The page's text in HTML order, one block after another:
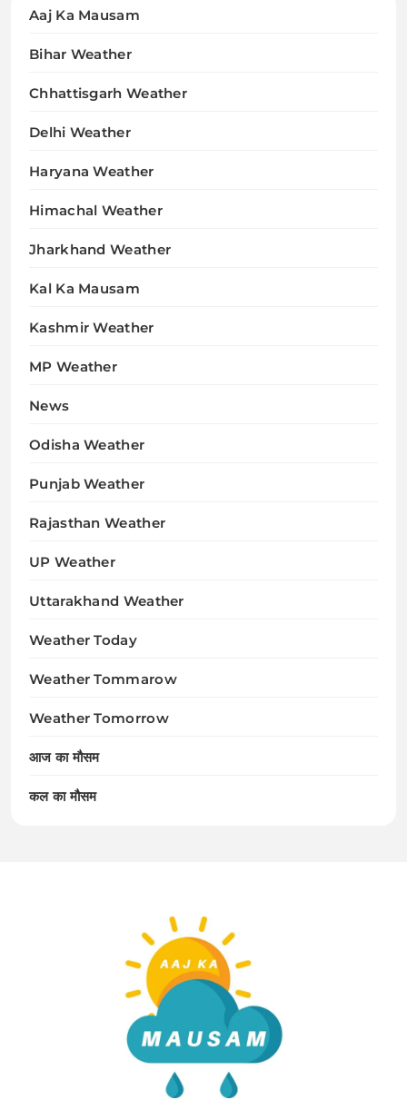
Aaj Ka Mausam
Bihar Weather
Chhattisgarh Weather
Delhi Weather
Haryana Weather
Himachal Weather
Jharkhand Weather
Kal Ka Mausam
Kashmir Weather
MP Weather
News
Odisha Weather
Punjab Weather
Rajasthan Weather
UP Weather
Uttarakhand Weather
Weather Today
Weather Tommarow
Weather Tomorrow
आज का मौसम
कल का मौसम